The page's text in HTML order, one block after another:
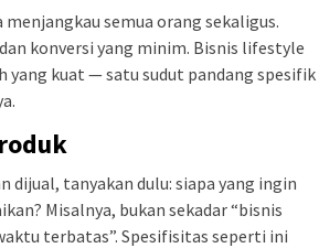
semua orang sekaligus.
konversi yang minim. Bisnis lifestyle
yang kuat — satu sudut pandang spesifik
dijual, tanyakan dulu: siapa yang ingin
Misalnya, bukan sekadar “bisnis
terbatas”. Spesifisitas seperti ini